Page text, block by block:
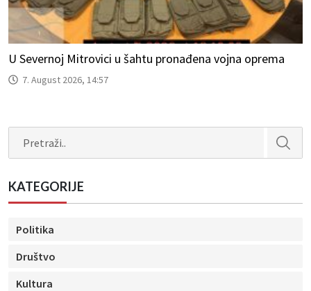
U Severnoj Mitrovici u šahtu pronađena vojna oprema
7. August 2026, 14:57
KATEGORIJE
Politika
Društvo
Kultura